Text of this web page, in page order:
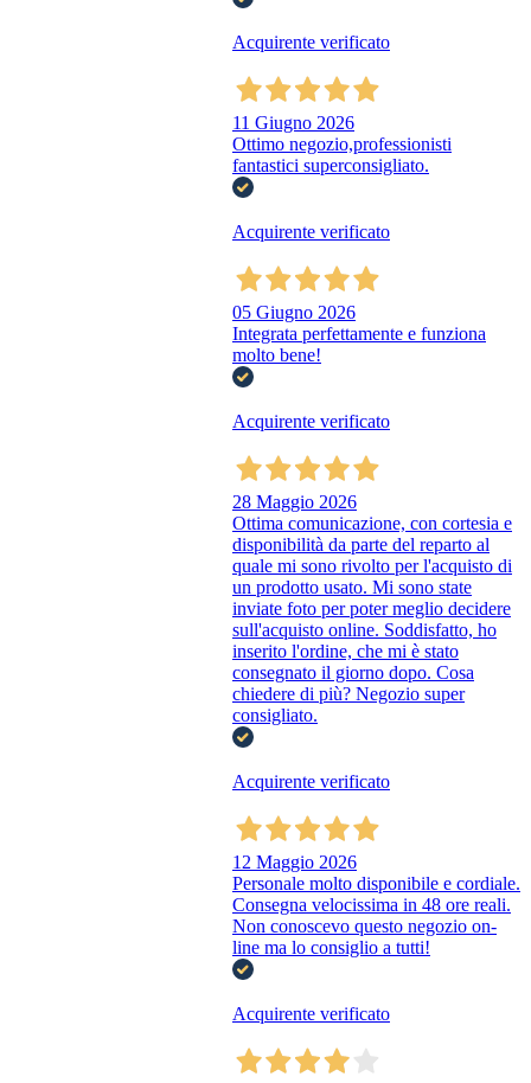
Acquirente verificato
11 Giugno 2026
Ottimo negozio,professionisti
fantastici superconsigliato.
Acquirente verificato
05 Giugno 2026
Integrata perfettamente e funziona
molto bene!
Acquirente verificato
28 Maggio 2026
Ottima comunicazione, con cortesia e
disponibilità da parte del reparto al
quale mi sono rivolto per l'acquisto di
un prodotto usato. Mi sono state
inviate foto per poter meglio decidere
sull'acquisto online. Soddisfatto, ho
inserito l'ordine, che mi è stato
consegnato il giorno dopo. Cosa
chiedere di più? Negozio super
consigliato.
Acquirente verificato
12 Maggio 2026
Personale molto disponibile e cordiale.
Consegna velocissima in 48 ore reali.
Non conoscevo questo negozio on-
line ma lo consiglio a tutti!
Acquirente verificato